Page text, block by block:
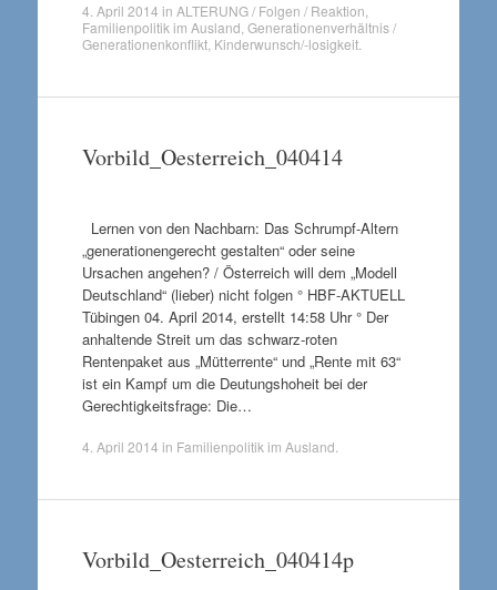
4. April 2014 in ALTERUNG / Folgen / Reaktion
Familienpolitik im Ausland Generationenverhältnis /
Generationenkonflikt, Kinderwunsch/-losigkeit.
Vorbild_Oesterreich_040414
Lernen von den Nachbarn: Das Schrumpf-Altern
„generationengerecht gestalten“ oder seine
Ursachen angehen? / Österreich will dem „Modell
Deutschland“ (lieber) nicht folgen ° HBF-AKTUELL
Tübingen 04. April 2014, erstellt 14:58 Uhr ° Der
anhaltende Streit um das schwarz-roten
Rentenpaket aus „Mütterrente“ und „Rente mit 63“
ist ein Kampf um die Deutungshoheit bei der
Gerechtigkeitsfrage: Die…
4. April 2014 in Familienpolitik im Ausland
Vorbild_Oesterreich_040414p